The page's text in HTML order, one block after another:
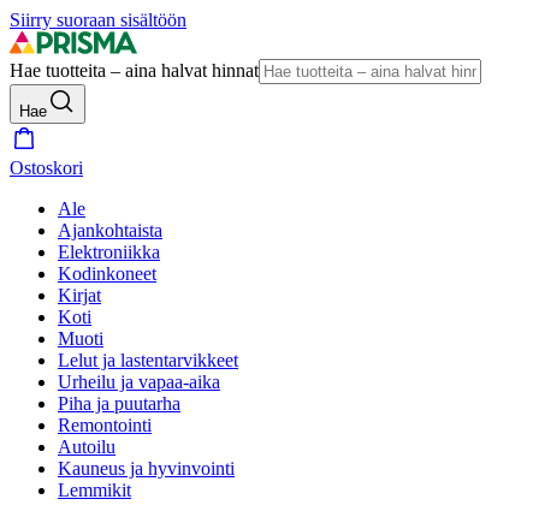
Siirry suoraan sisältöön
Hae tuotteita – aina halvat hinnat
Hae
Ostoskori
Ale
Ajankohtaista
Elektroniikka
Kodinkoneet
Kirjat
Koti
Muoti
Lelut ja lastentarvikkeet
Urheilu ja vapaa-aika
Piha ja puutarha
Remontointi
Autoilu
Kauneus ja hyvinvointi
Lemmikit